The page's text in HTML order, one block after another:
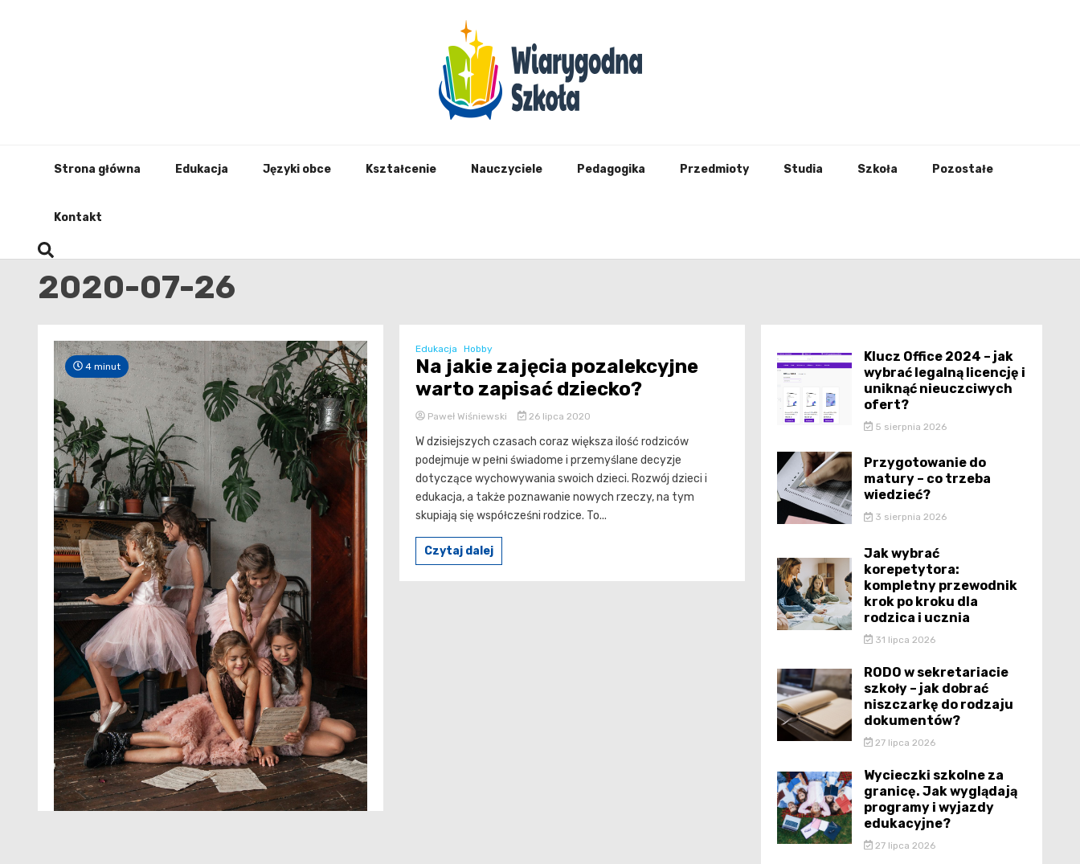
Strona główna Edukacja Języki obce Kształcenie Nauczyciele Pedagogika Przedmioty Studia Szkoła Pozostałe
Kontakt
2020-07-26
4 minut
Edukacja Hobby
Na jakie zajęcia pozalekcyjne
warto zapisać dziecko?
Paweł Wiśniewski 26 lipca 2020
W dzisiejszych czasach coraz większa ilość rodziców
podejmuje w pełni świadome i przemyślane decyzje
dotyczące wychowywania swoich dzieci. Rozwój dzieci i
edukacja, a także poznawanie nowych rzeczy, na tym
skupiają się współcześni rodzice. To...
Czytaj dalej
Klucz Office 2024 – jak
wybrać legalną licencję i
uniknąć nieuczciwych
ofert?
5 sierpnia 2026
Przygotowanie do
matury – co trzeba
wiedzieć?
3 sierpnia 2026
Jak wybrać
korepetytora:
kompletny przewodnik
krok po kroku dla
rodzica i ucznia
31 lipca 2026
RODO w sekretariacie
szkoły – jak dobrać
niszczarkę do rodzaju
dokumentów?
27 lipca 2026
Wycieczki szkolne za
granicę. Jak wyglądają
programy i wyjazdy
edukacyjne?
27 lipca 2026